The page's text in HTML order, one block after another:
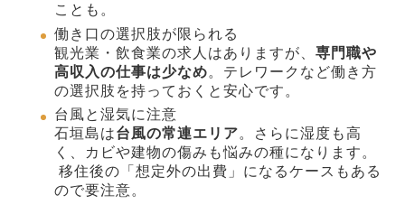
ことも。
働き口の選択肢が限られる
観光業・飲食業の求人はありますが、 専門職や
高収入の仕事は少なめ。テレワークなど働き方
の選択肢を持っておくと安心です。
台風と湿気に注意
石垣島は台風の常連エリア。さらに湿度も高
く、カビや建物の傷みも悩みの種になります。
移住後の「想定外の出費」になるケースもある
ので要注意。